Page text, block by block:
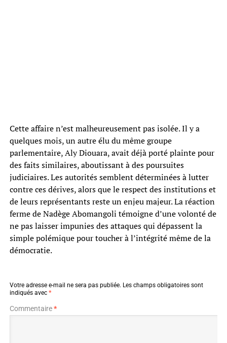
Cette affaire n’est malheureusement pas isolée. Il y a
quelques mois, un autre élu du même groupe
parlementaire, Aly Diouara, avait déjà porté plainte pour
des faits similaires, aboutissant à des poursuites
judiciaires. Les autorités semblent déterminées à lutter
contre ces dérives, alors que le respect des institutions et
de leurs représentants reste un enjeu majeur. La réaction
ferme de Nadège Abomangoli témoigne d’une volonté de
ne pas laisser impunies des attaques qui dépassent la
simple polémique pour toucher à l’intégrité même de la
démocratie.
Votre adresse e-mail ne sera pas publiée. Les champs obligatoires sont
indiqués avec *
Commentaire*